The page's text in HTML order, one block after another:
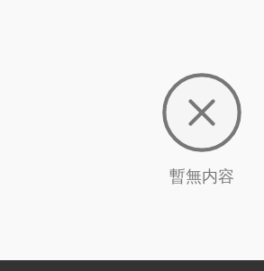
暫無内容